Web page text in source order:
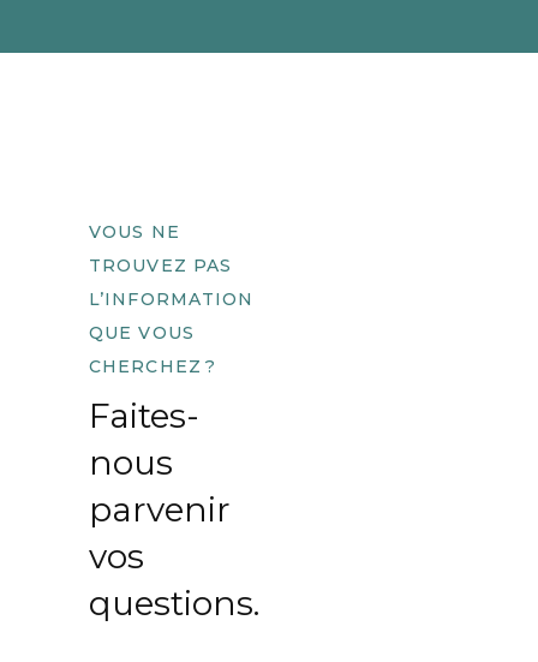
VOUS NE
TROUVEZ PAS
L’INFORMATION
QUE VOUS
CHERCHEZ ?
Faites-
nous
parvenir
vos
questions.